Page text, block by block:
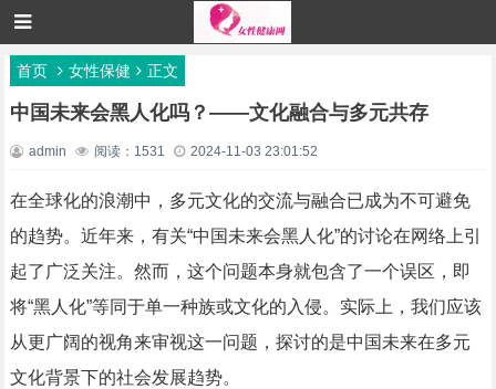
首页 女性保健 正文
中国未来会黑人化吗？——文化融合与多元共存
admin 阅读：1531 2024-11-03 23:01:52
在全球化的浪潮中，多元文化的交流与融合已成为不可避免
的趋势。近年来，有关“中国未来会黑人化”的讨论在网络上引
起了广泛关注。然而，这个问题本身就包含了一个误区，即
将“黑人化”等同于单一种族或文化的入侵。实际上，我们应该
从更广阔的视角来审视这一问题，探讨的是中国未来在多元
文化背景下的社会发展趋势。